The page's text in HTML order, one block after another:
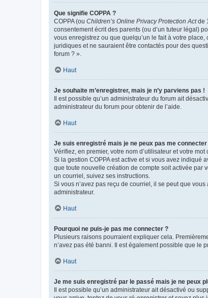
Que signifie COPPA ?
COPPA (ou Children’s Online Privacy Protection Actde
consentement écrit des parents (ou d’un tuteur légal)
vous enregistrez ou que quelqu’un le fait à votre
juridiques et ne sauraient être contactés pour des
forum ? ».
Haut
Je souhaite m’enregistrer, mais je n’y parviens pas !
Il est possible qu’un administrateur du forum ait
administrateur du forum pour obtenir de l’aide.
Haut
Je suis enregistré mais je ne peux pas me connecter
Vérifiez, en premier, votre nom d’utilisateur et votre
Si la gestion COPPA est active et si vous avez indiqué
que toute nouvelle création de compte soit activée par
un courriel, suivez ses instructions.
Si vous n’avez pas reçu de courriel, il se peut que
administrateur.
Haut
Pourquoi ne puis-je pas me connecter ?
Plusieurs raisons pourraient expliquer cela.
n’avez pas été banni. Il est également possible que le
Haut
Je me suis enregistré par le passé mais je ne peux
Il est possible qu’un administrateur ait désactivé ou